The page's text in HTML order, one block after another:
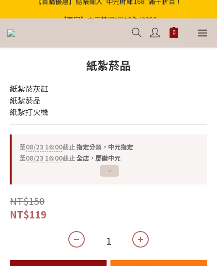
【獨家】中元轉運祕法2件省200
歡迎光臨！新會員贈100購物金
紙紮菸品
紙紮菸灰缸
紙紮菸品
紙紮打火機
至08/23 16:00截止指定分類，中元指定
至08/23 16:00截止全店，慶讚中元
NT$150
NT$119